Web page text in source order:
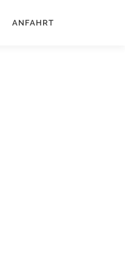
ANFAHRT